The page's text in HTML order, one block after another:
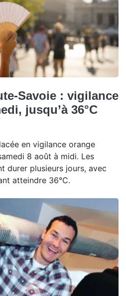
Savoie : vigilance
jusqu’à 36°C
en vigilance orange
8 août à midi. Les
durer plusieurs jours, avec
atteindre 36°C.